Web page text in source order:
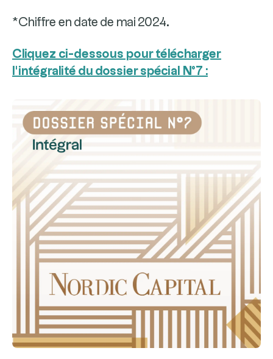
*Chiffre en date de mai 2024.
Cliquez ci-dessous pour télécharger
l’intégralité du dossier spécial N°7 :